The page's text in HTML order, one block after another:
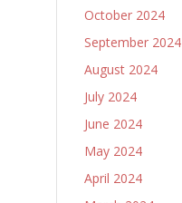
October 2024
September 2024
August 2024
July 2024
June 2024
May 2024
April 2024